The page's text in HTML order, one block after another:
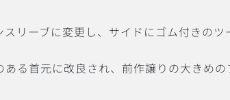
リーブに変更し、サイドにゴム付きのツ
る首元に改良され、前作譲りの大きめ